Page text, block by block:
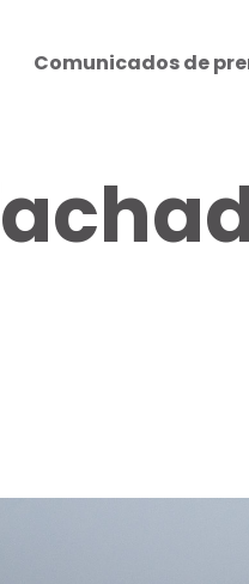
Comunicados de